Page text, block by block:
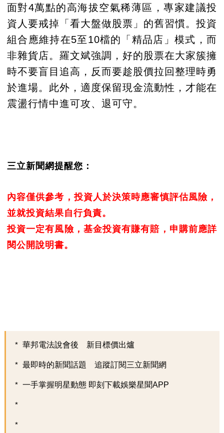
面對4萬點的高海拔空氣稀薄區，專家建議投
資人要戒掉「看大盤做股票」的舊習慣。投資
組合應維持在5至10檔的「精品店」模式，而
非雜貨店。羅文斌強調，好的股票在大家簇擁
時不要盲目追高，反而要趁股價拉回整理時勇
於進場。此外，適度保留現金流動性，才能在
震盪行情中進可攻、退可守。
三立新聞網提醒您：
內容僅供參考，投資人於決策時應審慎評估風險，
並就投資結果自行負責。
投資一定有風險，基金投資有賺有賠，申購前應詳
閱公開說明書。
華邦電法說會後 新目標價出爐
最即時的新聞話題 追蹤訂閱三立新聞網
一手掌握明星動態 即刻下載娛樂星聞APP